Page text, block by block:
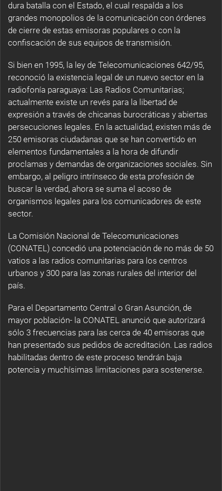
dura batalla con el Estado, el cual respalda a los
grandes monopolios de la comunicación con órdenes
de cierre de estas emisoras populares o con la
confiscación de sus equipos de transmisión.
Si bien en 1995, la ley de Telecomunicaciones 642/95,
reconoció la existencia legal de un nuevo sector en la
radiofonía paraguaya: Las Radios Comunitarias;
actualmente existe un revés para la libertad de
expresión a través de chicanas burocráticas y abiertas
persecuciones legales. En la actualidad, existen más de
250 emisoras ciudadanas que se han convertido en
elementos fundamentales a la hora de difundir
proclamas y demandas de organizaciones sociales. Sin
embargo, al peligro intrínseco de esta profesión de
buscar la verdad, ahora se suma el acoso de
organismos legales para los comunicadores de este
sector.
La Comisión Nacional de Telecomunicaciones
(CONATEL) concedió una potenciación de no más de 50
vatios a las radios comunitarias para los centros
urbanos y 300 para las zonas rurales del interior del
país.
Para el Departamento Central o Gran Asunción, de
mayor población- la CONATEL anunció que autorizará
sólo 3 frecuencias para las cerca de 40 emisoras que
han presentado sus pedidos de acreditación. Las radios
habilitadas dentro de este proceso tendrán baja
potencia y muchísimas limitaciones para sostenerse.